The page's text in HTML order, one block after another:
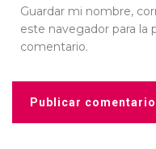
Guardar mi nombre,
este navegador para la
comentario.